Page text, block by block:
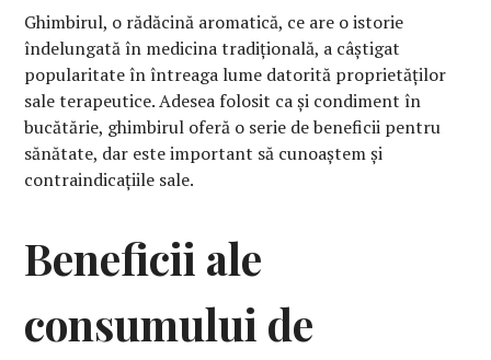
Ghimbirul, o rădăcină aromatică, ce are o istorie
îndelungată în medicina tradițională, a câștigat
popularitate în întreaga lume datorită proprietăților
sale terapeutice. Adesea folosit ca și condiment în
bucătărie, ghimbirul oferă o serie de beneficii pentru
sănătate, dar este important să cunoaștem și
contraindicațiile sale.
Beneficii ale
consumului de